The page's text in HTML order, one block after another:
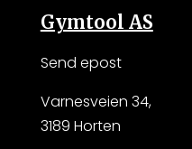
Gymtool AS
Send epost
Varnesveien 34,
3189 Horten